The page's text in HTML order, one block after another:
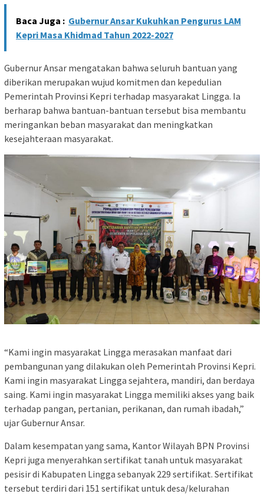
Baca Juga : Gubernur Ansar Kukuhkan Pengurus LAM
Kepri Masa Khidmad Tahun 2022-2027
Gubernur Ansar mengatakan bahwa seluruh bantuan yang
diberikan merupakan wujud komitmen dan kepedulian
Pemerintah Provinsi Kepri terhadap masyarakat Lingga. Ia
berharap bahwa bantuan-bantuan tersebut bisa membantu
meringankan beban masyarakat dan meningkatkan
kesejahteraan masyarakat.
“Kami ingin masyarakat Lingga merasakan manfaat dari
pembangunan yang dilakukan oleh Pemerintah Provinsi Kepri.
Kami ingin masyarakat Lingga sejahtera, mandiri, dan berdaya
saing. Kami ingin masyarakat Lingga memiliki akses yang baik
terhadap pangan, pertanian, perikanan, dan rumah ibadah,”
ujar Gubernur Ansar.
Dalam kesempatan yang sama, Kantor Wilayah BPN Provinsi
Kepri juga menyerahkan sertifikat tanah untuk masyarakat
pesisir di Kabupaten Lingga sebanyak 229 sertifikat. Sertifikat
tersebut terdiri dari 151 sertifikat untuk desa/kelurahan